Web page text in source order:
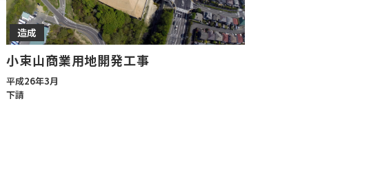
造成
小束山商業用地開発工事
平成26年3月
下請